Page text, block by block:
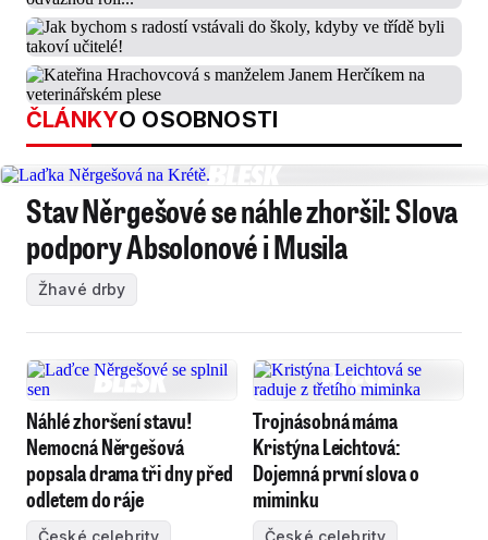
ČLÁNKYO OSOBNOSTI
Stav Něrgešové se náhle zhoršil: Slova
podpory Absolonové i Musila
Žhavé drby
Náhlé zhoršení stavu!
Nemocná Něrgešová
popsala drama tři dny před
odletem do ráje
České celebrity
Trojnásobná máma
Kristýna Leichtová:
Dojemná první slova o
miminku
České celebrity